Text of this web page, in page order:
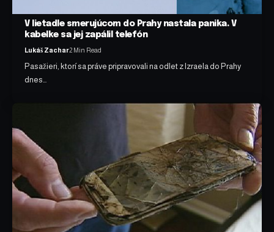
V lietadle smerujúcom do Prahy nastala panika. V
kabelke sa jej zapálil telefón
Lukáš Zachar2 Min Read
Pasažieri, ktorí sa práve pripravovali na odlet z Izraela do Prahy
dnes…